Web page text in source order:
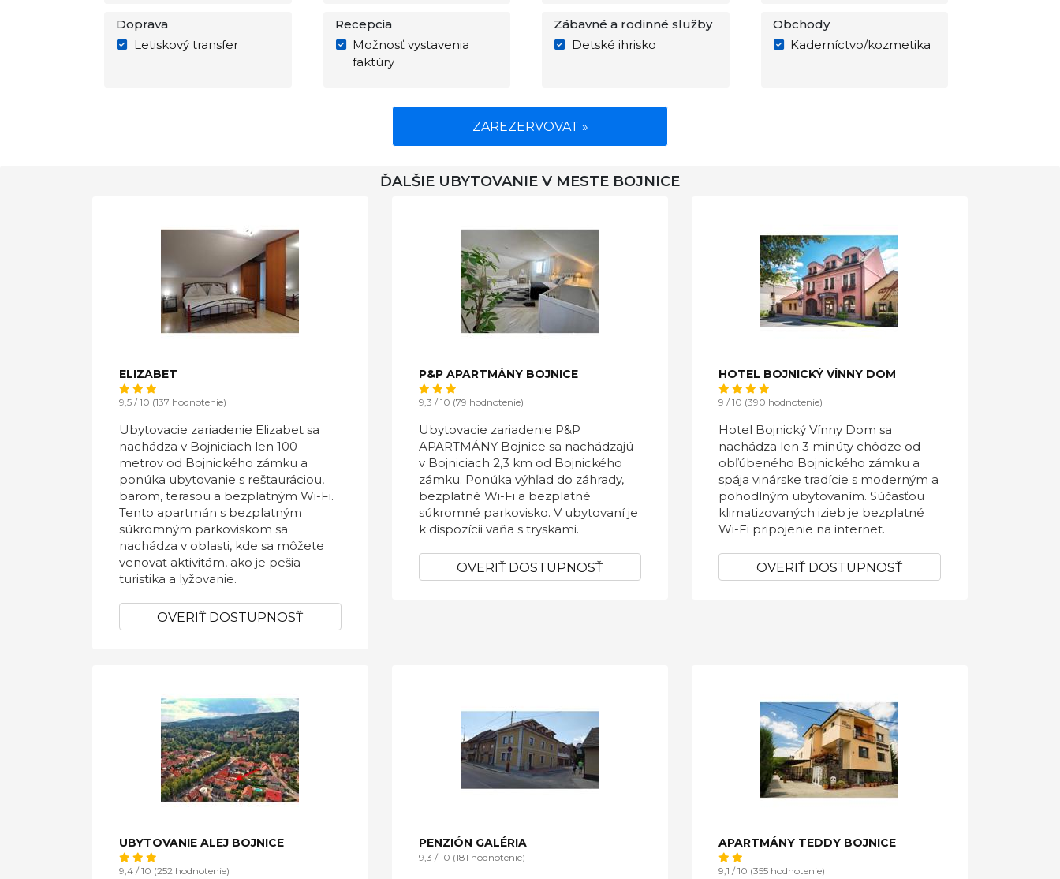
Doprava
Letiskový transfer
Recepcia
Možnosť vystavenia
faktúry
Zábavné a rodinné služby
Detské ihrisko
Obchody
Kaderníctvo/kozmetika
ZAREZERVOVAT »
ĎALŠIE UBYTOVANIE V MESTE BOJNICE
ELIZABET
9,5 / 10 (137 hodnotenie)
Ubytovacie zariadenie Elizabet sa
nachádza v Bojniciach len 100
metrov od Bojnického zámku a
ponúka ubytovanie s reštauráciou,
barom, terasou a bezplatným Wi-Fi.
Tento apartmán s bezplatným
súkromným parkoviskom sa
nachádza v oblasti, kde sa môžete
venovať aktivitám, ako je pešia
turistika a lyžovanie.
OVERIŤ DOSTUPNOSŤ
P&P APARTMÁNY BOJNICE
9,3 / 10 (79 hodnotenie)
Ubytovacie zariadenie P&P
APARTMÁNY Bojnice sa nachádzajú
v Bojniciach 2,3 km od Bojnického
zámku. Ponúka výhľad do záhrady,
bezplatné Wi-Fi a bezplatné
súkromné parkovisko. V ubytovaní je
k dispozícii vaňa s tryskami.
OVERIŤ DOSTUPNOSŤ
HOTEL BOJNICKÝ VÍNNY DOM
9 / 10 (390 hodnotenie)
Hotel Bojnický Vínny Dom sa
nachádza len 3 minúty chôdze od
obľúbeného Bojnického zámku a
spája vinárske tradície s moderným a
pohodlným ubytovaním. Súčasťou
klimatizovaných izieb je bezplatné
Wi-Fi pripojenie na internet.
OVERIŤ DOSTUPNOSŤ
UBYTOVANIE ALEJ BOJNICE
9,4 / 10 (252 hodnotenie)
PENZIÓN GALÉRIA
9,3 / 10 (181 hodnotenie)
APARTMÁNY TEDDY BOJNICE
9,1 / 10 (355 hodnotenie)